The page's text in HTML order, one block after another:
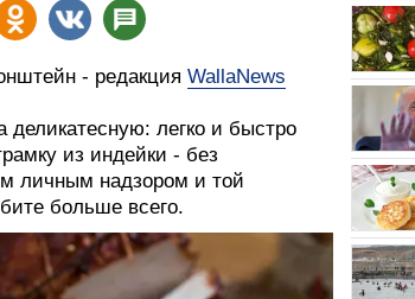
- редакция WallaNews
легко и быстро
из индейки - без
личным надзором и той
больше всего.